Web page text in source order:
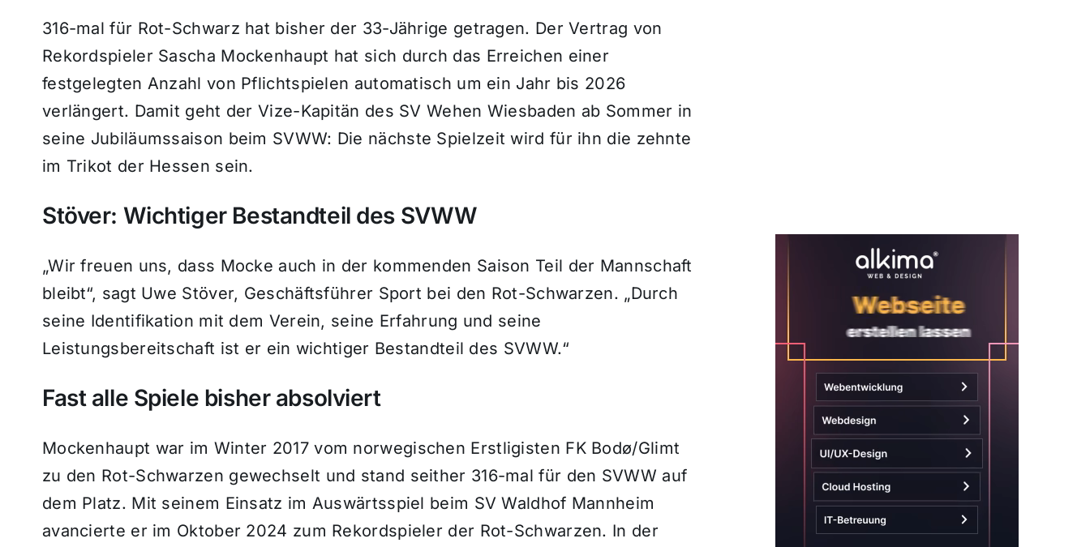
316-mal für Rot-Schwarz hat bisher der 33-Jährige getragen. Der Vertrag von
Rekordspieler Sascha Mockenhaupt hat sich durch das Erreichen einer
festgelegten Anzahl von Pflichtspielen automatisch um ein Jahr bis 2026
verlängert. Damit geht der Vize-Kapitän des SV Wehen Wiesbaden ab Sommer in
seine Jubiläumssaison beim SVWW: Die nächste Spielzeit wird für ihn die zehnte
im Trikot der Hessen sein.
Stöver: Wichtiger Bestandteil des SVWW
„Wir freuen uns, dass Mocke auch in der kommenden Saison Teil der Mannschaft
bleibt“, sagt Uwe Stöver, Geschäftsführer Sport bei den Rot-Schwarzen. „Durch
seine Identifikation mit dem Verein, seine Erfahrung und seine
Leistungsbereitschaft ist er ein wichtiger Bestandteil des SVWW.“
Fast alle Spiele bisher absolviert
Mockenhaupt war im Winter 2017 vom norwegischen Erstligisten FK Bodø/Glimt
zu den Rot-Schwarzen gewechselt und stand seither 316-mal für den SVWW auf
dem Platz. Mit seinem Einsatz im Auswärtsspiel beim SV Waldhof Mannheim
avancierte er im Oktober 2024 zum Rekordspieler der Rot-Schwarzen. In der